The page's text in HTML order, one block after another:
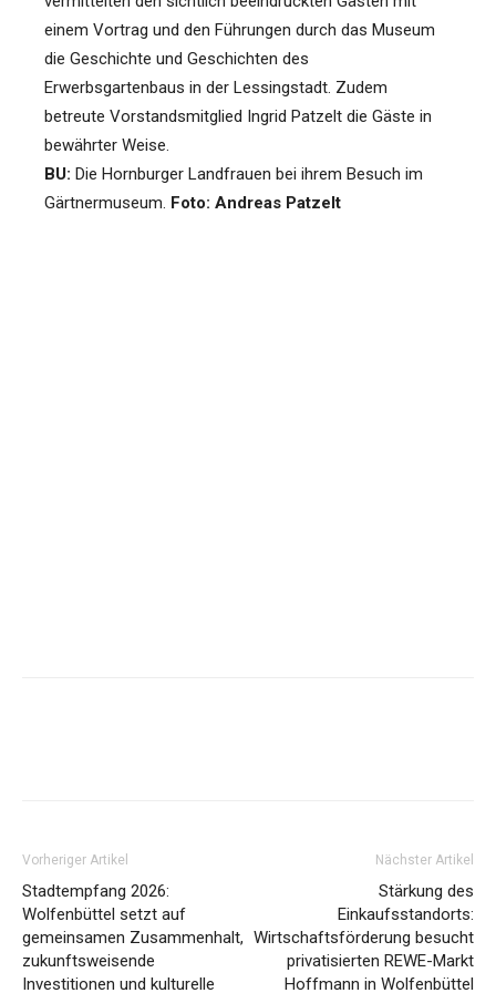
einem Vortrag und den Führungen durch das Museum
die Geschichte und Geschichten des
Erwerbsgartenbaus in der Lessingstadt. Zudem
betreute Vorstandsmitglied Ingrid Patzelt die Gäste in
bewährter Weise.
BU: Die Hornburger Landfrauen bei ihrem Besuch im
Gärtnermuseum. Foto: Andreas Patzelt
Vorheriger Artikel
Stadtempfang 2026:
Wolfenbüttel setzt auf
gemeinsamen Zusammenhalt,
zukunftsweisende
Investitionen und kulturelle
Nächster Artikel
Stärkung des
Einkaufsstandorts:
Wirtschaftsförderung besucht
privatisierten REWE-Markt
Hoffmann in Wolfenbüttel